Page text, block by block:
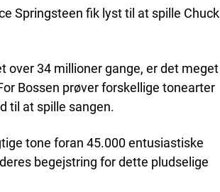
Springsteen fik lyst til at spille Chuck
over 34 millioner gange, er det meget
Bossen prøver forskellige tonearter
til at spille sangen.
tone foran 45.000 entusiastiske
begejstring for dette pludselige